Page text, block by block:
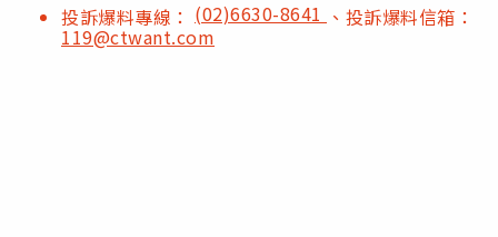
投訴爆料專線： (02)6630-8641 、投訴爆料信箱：
119@ctwant.com